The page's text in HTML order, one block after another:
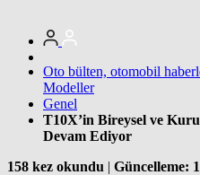
Oto bülten, otomobil
Modeller
Genel
T10X’in Bireysel ve
Devam Ediyor
158 kez okundu | Güncelleme: